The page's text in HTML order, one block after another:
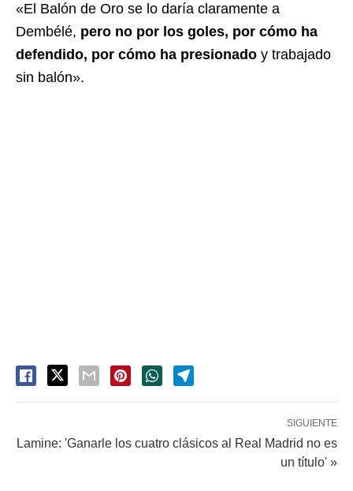
«El Balón de Oro se lo daría claramente a
Dembélé, pero no por los goles, por cómo ha
defendido, por cómo ha presionado y trabajado
sin balón».
SIGUIENTE
Lamine: 'Ganarle los cuatro clásicos al Real Madrid no es
un título' »